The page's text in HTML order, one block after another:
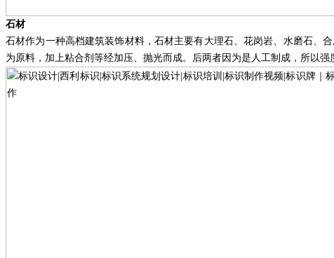
石材
石材作为一种高档建筑装饰材料，石材主要有大理石、花岗岩、水磨石、
为原料，加上粘合剂等经加压、抛光而成。后两者因为是人工制成，所以强